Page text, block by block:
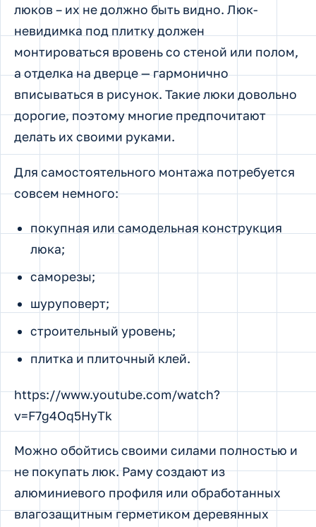
люков – их не должно быть видно. Люк-
невидимка под плитку должен
монтироваться вровень со стеной или полом,
а отделка на дверце — гармонично
вписываться в рисунок. Такие люки довольно
дорогие, поэтому многие предпочитают
делать их своими руками.
Для самостоятельного монтажа потребуется
совсем немного:
покупная или самодельная конструкция
люка;
саморезы;
шуруповерт;
строительный уровень;
плитка и плиточный клей.
https://www.youtube.com/watch?
v=F7g4Oq5HyTk
Можно обойтись своими силами полностью и
не покупать люк. Раму создают из
алюминиевого профиля или обработанных
влагозащитным герметиком деревянных